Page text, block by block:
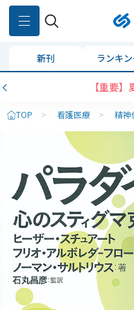
新刊 ランキ
【重要
TOP > 看護医療 > 精神